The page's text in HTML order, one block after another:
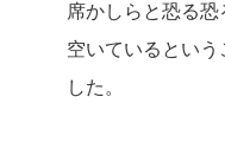
席かしらと恐る
空いているという
した。